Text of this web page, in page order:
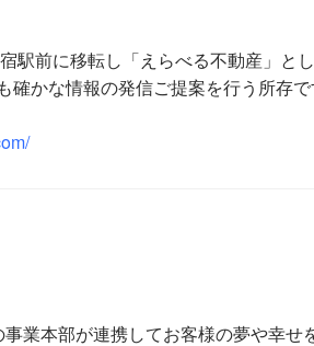
駅前に移転し「えらべる不動産」と
確かな情報の発信ご提案を行う所存
業本部が連携してお客様の夢や幸